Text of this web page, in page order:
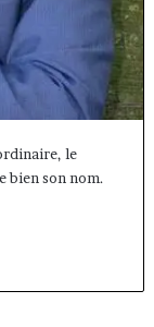
le
bien son nom.